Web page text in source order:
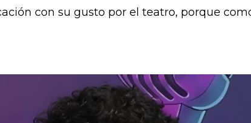
con su gusto por el teatro, porque